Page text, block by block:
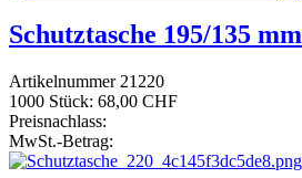
Schutztasche 195/135 mm
Artikelnummer 21220
1000 Stück: 68,00 CHF
Preisnachlass:
MwSt.-Betrag: